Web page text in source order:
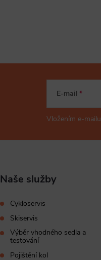
E-mail
Vložením e-
Naše služby
Cykloservis
Skiservis
Výběr vhodného sedla a
testování
Pojištění kol